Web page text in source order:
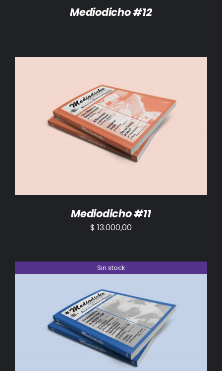
Mediodicho #12
AÑADIR AL CARRITO / DETALLES
Mediodicho #11
$ 13.000,00
Sin stock
DETALLES